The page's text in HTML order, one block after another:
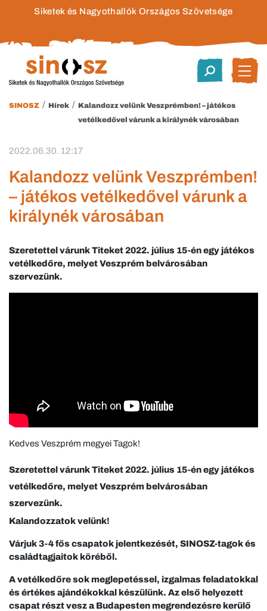
Siketek és Nagyothallók Országos Szövetsége
SINOSZ / Hírek / Kalandozz velünk Veszprémben! – játékos
vetélkedővel várunk a királynék városában
2022.06.30. 12:17
Kalandozz velünk Veszprémben!
– játékos vetélkedővel várunk a
királynék városában
Szeretettel várunk Titeket 2022. július 15-én egy játékos
vetélkedőre, melyet Veszprém belvárosában
szervezünk.
Kedves Veszprém megyei Tagok!
Szeretettel várunk Titeket 2022. július 15-én egy játékos
vetélkedőre, melyet Veszprém belvárosában
szervezünk.
Kalandozzatok velünk!
Várjuk 3-4 fős csapatok jelentkezését, SINOSZ-tagok és
családtagjaitok köréből.
A vetélkedőre sok meglepetéssel, izgalmas feladatokkal
és értékes ajándékokkal készülünk. Az első helyezett
csapat részt vesz a Budapesten megrendezésre kerülő